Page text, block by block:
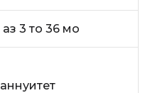
аз 3 то 36 моҳ
аннуитет